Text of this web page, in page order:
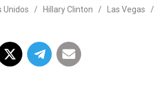
Unidos / Hillary Clinton / Las Vegas
/